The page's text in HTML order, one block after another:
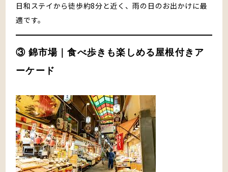
日和ステイから徒歩約8分と近く、雨の日のお出かけに最
適です。
③ 錦市場｜食べ歩きも楽しめる屋根付きア
ーケード